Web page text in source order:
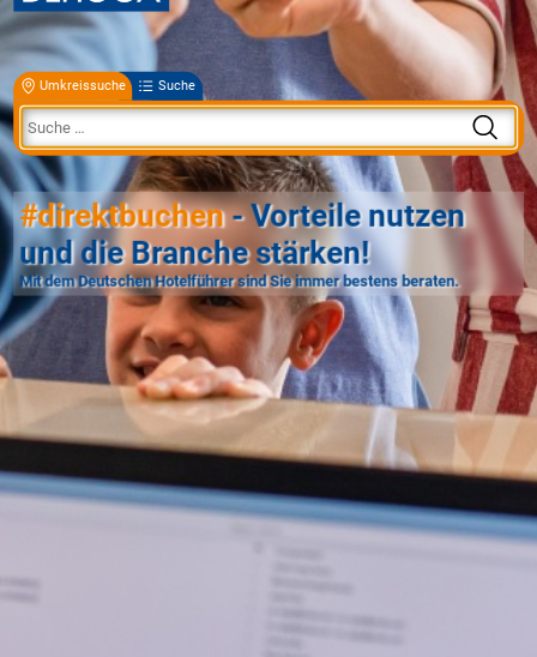
Umkreissuche Suche
#direktbuchen- Vorteile nutzen
und die Branche stärken!
Mit dem Deutschen Hotelführer sind Sie immer bestens beraten.